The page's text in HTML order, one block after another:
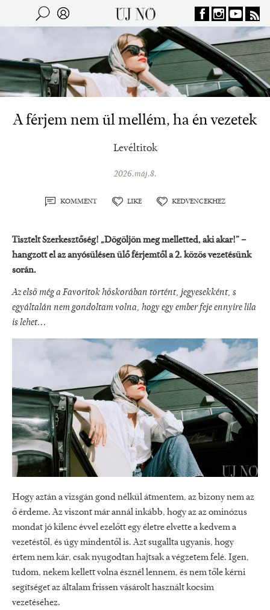
Jump to navigation
Kereső
A férjem nem ül mellém, ha én vezetek
Levéltitok
2026.máj.8.
KOMMENT LIKE KEDVENCEKHEZ
Tisztelt Szerkesztőség! „Dögöljön meg melletted, aki akar!” –
hangzott el az anyósülésen ülő férjemtől a 2. közös vezetésünk
során.
Az első még a Favoritok hőskorában történt, jegyesekként, s
egyáltalán nem gondoltam volna, hogy egy ember feje ennyire lila
is lehet...
Hogy aztán a vizsgán gond nélkül átmentem, az bizony nem az
ő érdeme. Az viszont már annál inkább, hogy az az ominózus
mondat jó kilenc évvel ezelőtt egy életre elvette a kedvem a
vezetéstől, és úgy mindentől is. Azt sugallta ugyanis, hogy
értem nem kár, csak nyugodtan hajtsak a végzetem felé. Igen,
tudom, nekem kellett volna észnél lennem, és nem tőle kérni
segítséget az általam frissen vásárolt használt kocsim
vezetéséhez.